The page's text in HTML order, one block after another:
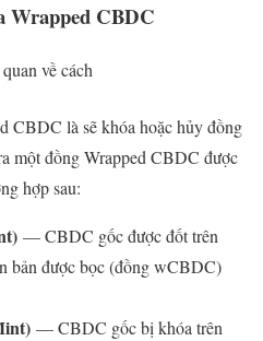
Wrapped CBDC
CBDC là sẽ khóa hoặc hủy đồng
một đồng Wrapped CBDC được
hợp sau:
— CBDC gốc được đốt trên
bản được bọc (đồng wCBDC)
— CBDC gốc bị khóa trên